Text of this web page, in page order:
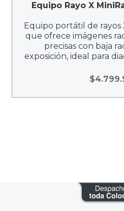
Equipo Rayo X
Equipo portátil de
que ofrece imágenes
precisas con baja
exposición, ideal para
$